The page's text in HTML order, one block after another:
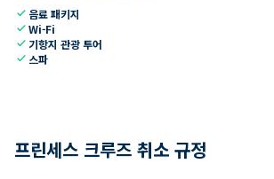
check 음료 패키지
checkWi-Fi
check 기항지 관광 투어
check 스파
프린세스 크루즈 취소 규정